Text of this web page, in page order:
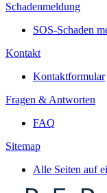
Schadenmeldung
SOS-Schaden
Kontakt
Kontaktformular
Fragen & Antworten
FAQ
Sitemap
Alle Seiten auf